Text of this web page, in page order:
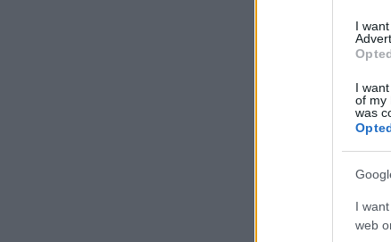
I
I
of my
was
I
web